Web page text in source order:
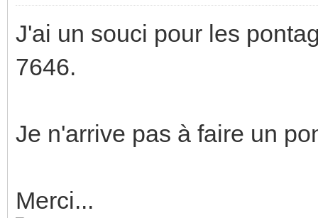
J'ai un souci pour les
7646.
Je n'arrive pas à faire un
Merci...